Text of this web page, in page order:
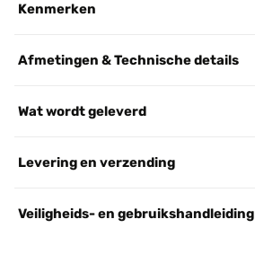
Kenmerken
Afmetingen & Technische details
Wat wordt geleverd
Levering en verzending
Veiligheids- en gebruikshandleiding